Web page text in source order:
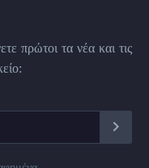
πρώτοι τα νέα και τις